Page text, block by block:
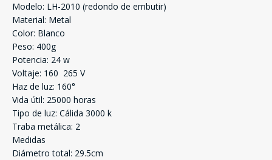
Modelo: LH-2010 (redondo de embutir)
Material: Metal
Color: Blanco
Peso: 400g
Potencia: 24 w
Voltaje: 160  265 V
Haz de luz: 160°
Vida útil: 25000 horas
Tipo de luz: Cálida 3000 k
Traba metálica: 2
Medidas
Diámetro total: 29.5cm